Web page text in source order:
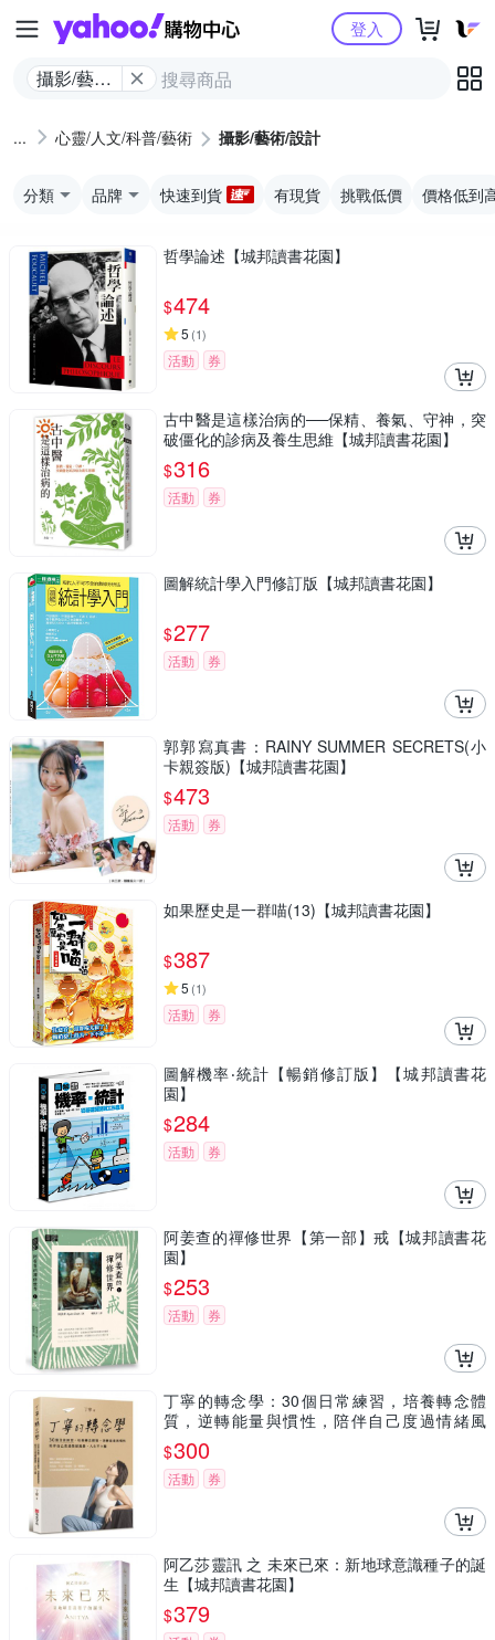
Yahoo購物中心
攝影/藝術/
登入
心靈/人文/科普/藝術 攝影/藝術/設計
分類 品牌 快速到貨 有現貨 挑戰低價 價格低到
哲學論述【城邦讀書花園】
$474
5 (1)
活動 券
古中醫是這樣治病的──保精、養氣、守神，突
破僵化的診病及養生思維【城邦讀書花園】
$316
活動 券
圖解統計學入門修訂版【城邦讀書花園】
$277
活動 券
郭郭寫真書：RAINY SUMMER SECRETS(小
卡親簽版)【城邦讀書花園】
$473
活動 券
如果歷史是一群喵(13)【城邦讀書花園】
$387
5 (1)
活動 券
圖解機率‧統計【暢銷修訂版】【城邦讀書花
園】
$284
活動 券
阿姜查的禪修世界【第一部】戒【城邦讀書花
園】
$253
活動 券
丁寧的轉念學：30個日常練習，培養轉念體
質，逆轉能量與慣性，陪伴自己度過情緒風
暴，人生不卡關【城邦讀書花園】
$300
活動 券
阿乙莎靈訊 之 未來已來：新地球意識種子的誕
生【城邦讀書花園】
$379